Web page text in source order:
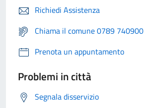
Richiedi Assistenza
Chiama il comune 0789 740900
Prenota un appuntamento
Problemi in città
Segnala disservizio